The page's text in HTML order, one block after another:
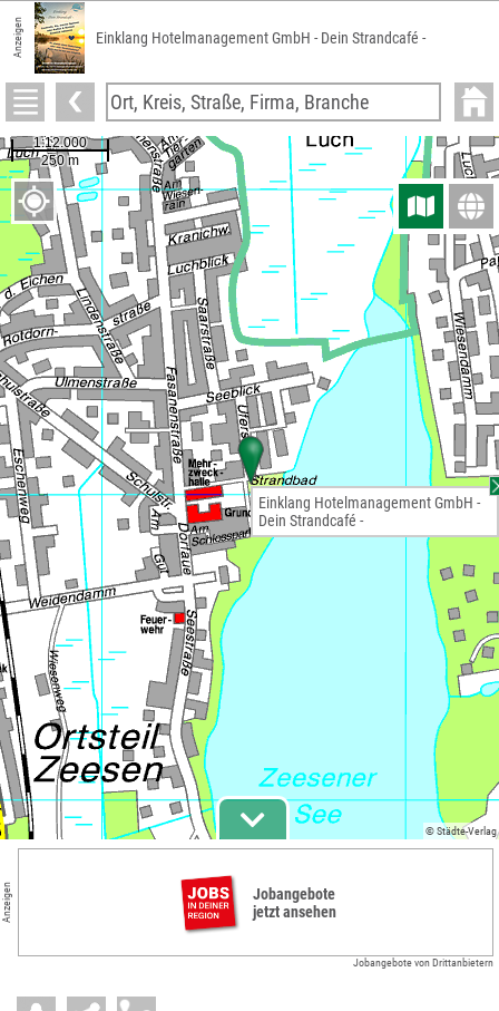
Anzeigen Einklang Hotelmanagement GmbH - Dein Strandcafé -
© Städte-Verlag
Einklang Hotelmanagement GmbH -
Dein Strandcafé -
Anzeigen
Jobangebote
jetzt ansehen
Jobangebote von Drittanbietern